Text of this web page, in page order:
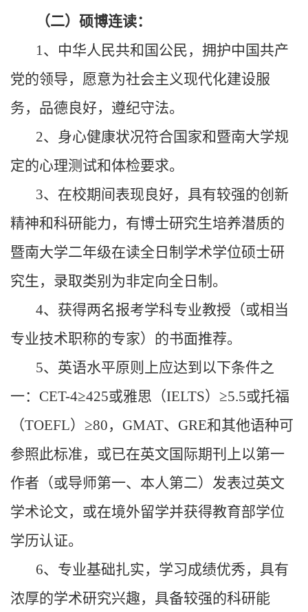
（二）硕博连读：
1、中华人民共和国公民，拥护中国共产
党的领导，愿意为社会主义现代化建设服
务，品德良好，遵纪守法。
2、身心健康状况符合国家和暨南大学规
定的心理测试和体检要求。
3、在校期间表现良好，具有较强的创新
精神和科研能力，有博士研究生培养潜质的
暨南大学二年级在读全日制学术学位硕士研
究生，录取类别为非定向全日制。
4、获得两名报考学科专业教授（或相当
专业技术职称的专家）的书面推荐。
5、英语水平原则上应达到以下条件之
一：CET-4≥425或雅思（IELTS）≥5.5或托福
（TOEFL）≥80，GMAT、GRE和其他语种可
参照此标准，或已在英文国际期刊上以第一
作者（或导师第一、本人第二）发表过英文
学术论文，或在境外留学并获得教育部学位
学历认证。
6、专业基础扎实，学习成绩优秀，具有
浓厚的学术研究兴趣，具备较强的科研能